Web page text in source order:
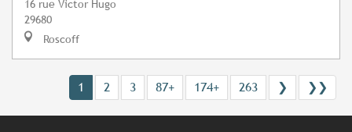
16 rue Victor Hugo
29680
Roscoff
1 2 3 87+ 174+ 263 ❯ ❯❯